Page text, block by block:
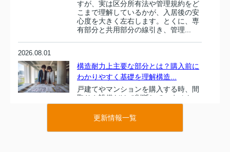
すが、実は区分所有法や管理規約をど
こまで理解しているかが、入居後の安
心度を大きく左右します。とくに、専
有部分と共用部分の線引き、管理...
2026.08.01
構造耐力上主要な部分とは？購入前に
わかりやすく基礎を理解構造...
戸建てやマンションを購入する時、間
取りや設備だけで判断していません
か。住まい選びで本当に大切なのは、
目に見えにくい建物の骨組み部分で
す。その中でも特に重要とされるの
が、建築基準法施行令でも定義されて
更新情報一覧